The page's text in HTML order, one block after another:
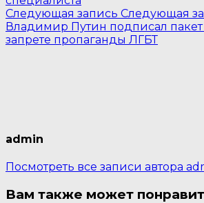
Следующая запись Следующая
Владимир Путин подписал пакет
запрете пропаганды ЛГБТ
admin
Посмотреть все записи автора
Вам также может